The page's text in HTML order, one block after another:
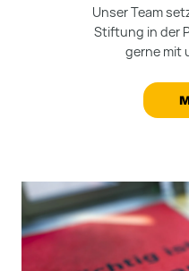
Unser Team
Stiftung in der
gerne mit